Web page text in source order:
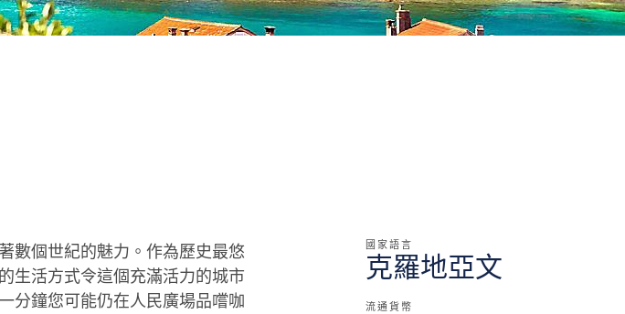
數個世紀的魅力。作為歷史最悠
生活方式令這個充滿活力的城市
分鐘您可能仍在人民廣場品嚐咖
國家語言
克羅地亞文
流通貨幣